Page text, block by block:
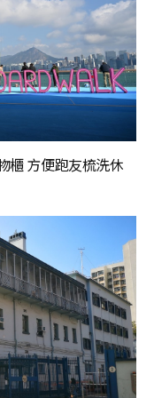
櫃 方便跑友梳洗休